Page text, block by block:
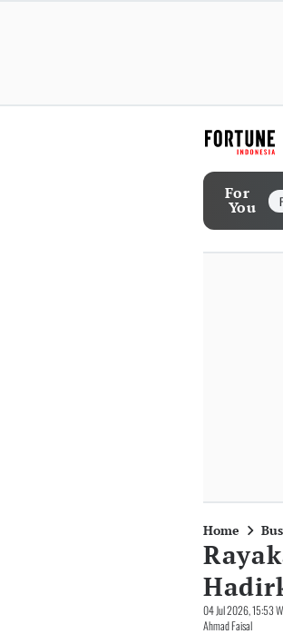
For
You
Home
04 Jul 2026, 15:53
Ahmad Faisal